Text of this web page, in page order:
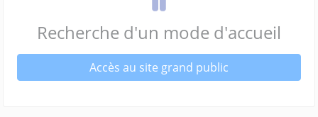
Recherche d'un mode d'accueil
Accès au site grand public